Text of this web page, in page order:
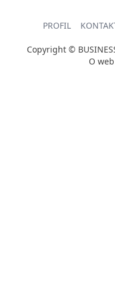
PROFIL
Copyright ©